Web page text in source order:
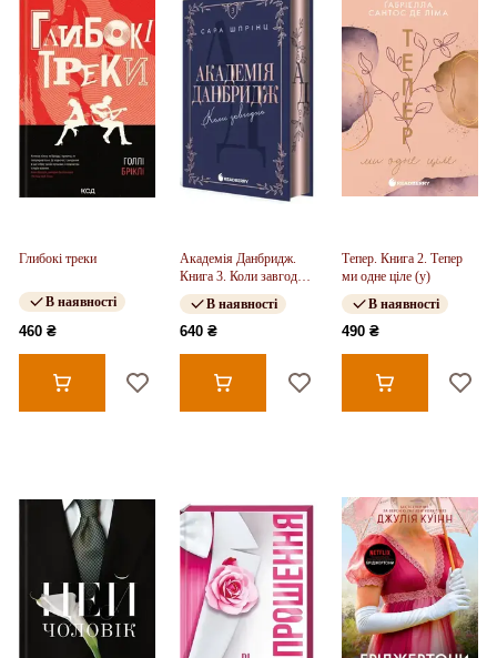
Глибокі треки
В наявності
460 ₴
Академія Данбридж.
Книга 3. Коли завгодно
(у)
В наявності
640 ₴
Тепер. Книга 2. Тепер
ми одне ціле (у)
В наявності
490 ₴